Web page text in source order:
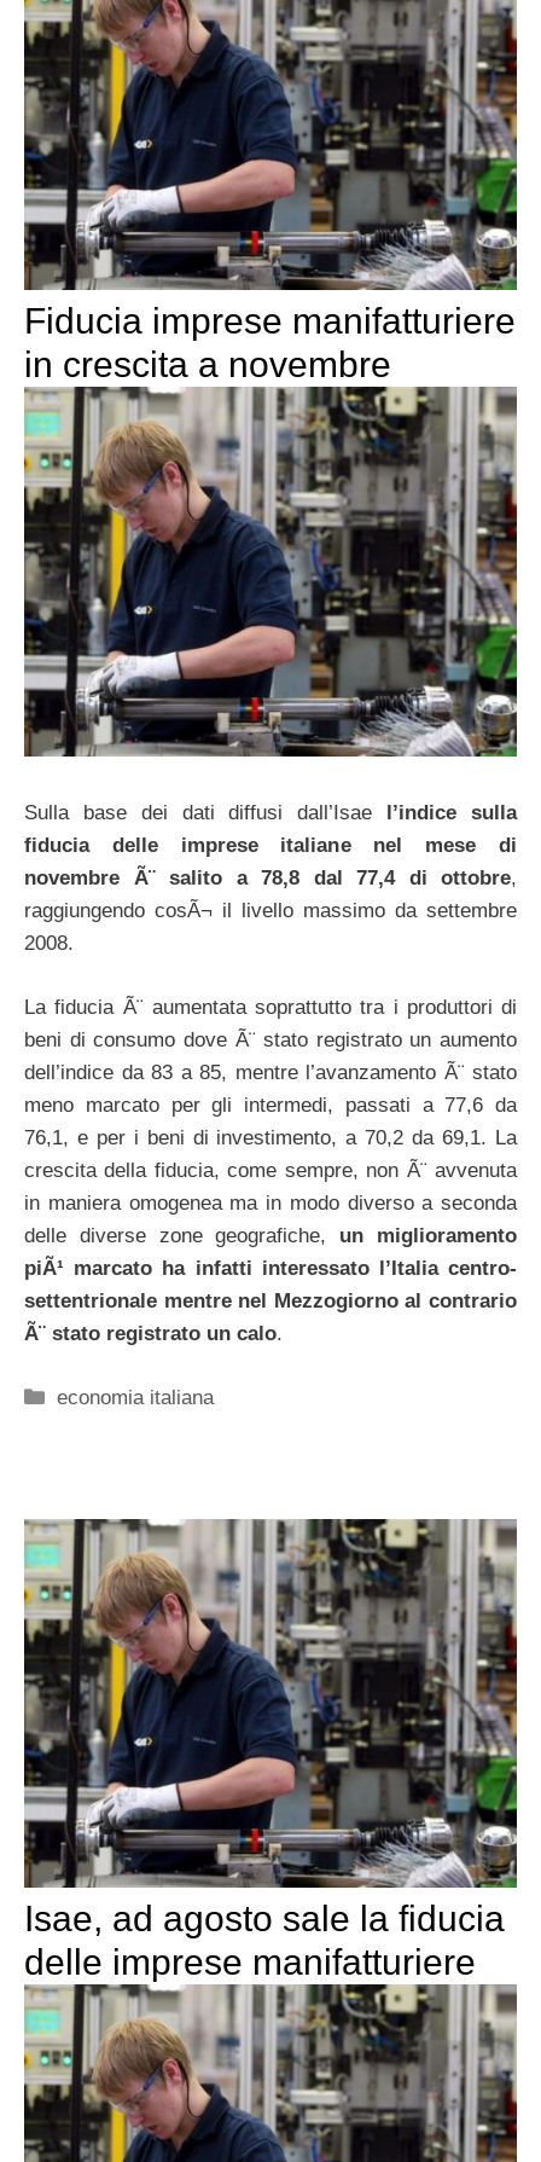
Fiducia imprese manifatturiere
in crescita a novembre
Sulla base dei dati diffusi dall’Isae l’indice sulla
fiducia delle imprese italiane nel mese di
novembre Ã¨ salito a 78,8 dal 77,4 di ottobre,
raggiungendo cosÃ¬ il livello massimo da settembre
2008.
La fiducia Ã¨ aumentata soprattutto tra i produttori di
beni di consumo dove Ã¨ stato registrato un aumento
dell’indice da 83 a 85, mentre l’avanzamento Ã¨ stato
meno marcato per gli intermedi, passati a 77,6 da
76,1, e per i beni di investimento, a 70,2 da 69,1. La
crescita della fiducia, come sempre, non Ã¨ avvenuta
in maniera omogenea ma in modo diverso a seconda
delle diverse zone geografiche, un miglioramento
piÃ¹ marcato ha infatti interessato l’Italia centro-
settentrionale mentre nel Mezzogiorno al contrario
Ã¨ stato registrato un calo.
Categorie
economia italiana
Isae, ad agosto sale la fiducia
delle imprese manifatturiere